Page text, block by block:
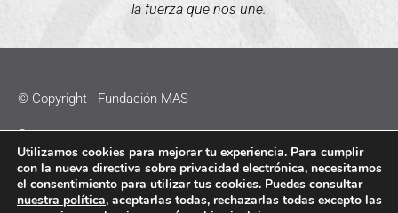
la fuerza que nos une.
© Copyright - Fundación MAS
Contacto
Política de Cookies
Política de Privacidad
Utilizamos cookies para mejorar tu experiencia. Para cumplir
con la nueva directiva sobre privacidad electrónica, necesitamos
el consentimiento para utilizar tus cookies. Puedes consultar
nuestra política, aceptarlas todas, rechazarlas todas excepto las